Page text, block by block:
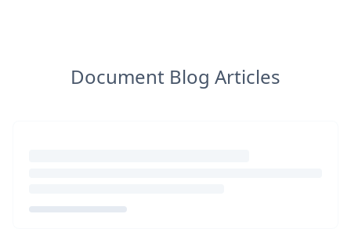
Document Blog Articles